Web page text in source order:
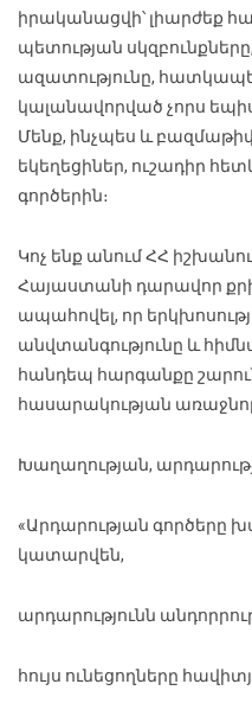
իրականացվի՝ լիարժեք
պետության
ազատությունը,
կալանավորված չորս
Մենք, ինչպես և
եկեղեցիներ, ուշադիր
գործերին։
Կոչ ենք անում ՀՀ
Հայաստանի դարավոր
ապահովել, որ
անվտանգությունը և
հանդեպ հարգանքը
հասարակության
Խաղաղության,
«Արդարության գործերը
կատարվեն,
արդարությունն
հույս ունեցողները